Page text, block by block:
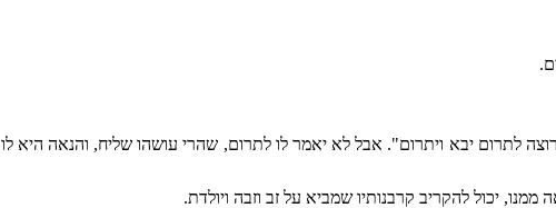
לתרום יבא ויתרום". אבל לא יאמר לו לתרום, שהרי עושהו שליח, והנאה היא לו
יכול להקריב קרבנותיו שמביא על זב וזבה ויולדת.